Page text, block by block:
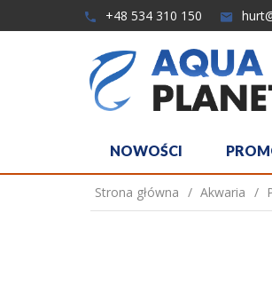
+48 534 310 150
NOWOŚCI
Strona główna Akwaria